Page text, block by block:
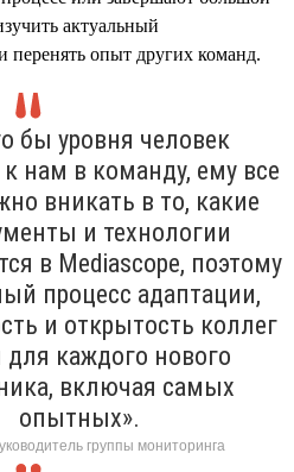
актуальный
перенять опыт других команд.
бы уровня человек
нам в команду, ему все
вникать в то, какие
и технологии
в Mediascope, поэтому
процесс адаптации,
и открытость коллег
каждого нового
включая самых
опытных».
группы мониторинга